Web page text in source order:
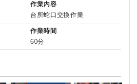
作業内容
台所蛇口交換作業
作業時間
60分